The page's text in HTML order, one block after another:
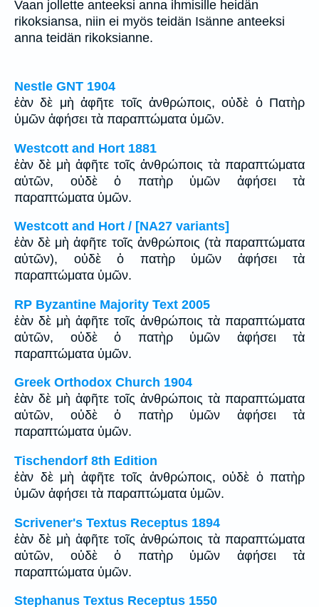
Vaan jollette anteeksi anna ihmisille heidän
rikoksiansa, niin ei myös teidän Isänne anteeksi
anna teidän rikoksianne.
Nestle GNT 1904
ἐὰν δὲ μὴ ἀφῆτε τοῖς ἀνθρώποις, οὐδὲ ὁ Πατὴρ
ὑμῶν ἀφήσει τὰ παραπτώματα ὑμῶν.
Westcott and Hort 1881
ἐὰν δὲ μὴ ἀφῆτε τοῖς ἀνθρώποις τὰ παραπτώματα
αὐτῶν, οὐδὲ ὁ πατὴρ ὑμῶν ἀφήσει τὰ
παραπτώματα ὑμῶν.
Westcott and Hort / [NA27 variants]
ἐὰν δὲ μὴ ἀφῆτε τοῖς ἀνθρώποις (τὰ παραπτώματα
αὐτῶν), οὐδὲ ὁ πατὴρ ὑμῶν ἀφήσει τὰ
παραπτώματα ὑμῶν.
RP Byzantine Majority Text 2005
ἐὰν δὲ μὴ ἀφῆτε τοῖς ἀνθρώποις τὰ παραπτώματα
αὐτῶν, οὐδὲ ὁ πατὴρ ὑμῶν ἀφήσει τὰ
παραπτώματα ὑμῶν.
Greek Orthodox Church 1904
ἐὰν δὲ μὴ ἀφῆτε τοῖς ἀνθρώποις τὰ παραπτώματα
αὐτῶν, οὐδὲ ὁ πατὴρ ὑμῶν ἀφήσει τὰ
παραπτώματα ὑμῶν.
Tischendorf 8th Edition
ἐὰν δὲ μὴ ἀφῆτε τοῖς ἀνθρώποις, οὐδὲ ὁ πατὴρ
ὑμῶν ἀφήσει τὰ παραπτώματα ὑμῶν.
Scrivener's Textus Receptus 1894
ἐὰν δὲ μὴ ἀφῆτε τοῖς ἀνθρώποις τὰ παραπτώματα
αὐτῶν, οὐδὲ ὁ πατὴρ ὑμῶν ἀφήσει τὰ
παραπτώματα ὑμῶν.
Stephanus Textus Receptus 1550